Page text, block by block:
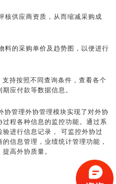
供应商资质，从而缩减采购成
的采购单价及趋势图，以便进行
持按照不同查询条件，查看各个
应付款等数据信息。
管理外协管理模块实现了对外协
程各种信息的监控功能。通过系
进行信息记录， 可监控外协过
信息管理，业绩统计管理功能，
高外协质量。